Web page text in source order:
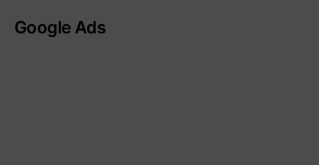
Google Ads